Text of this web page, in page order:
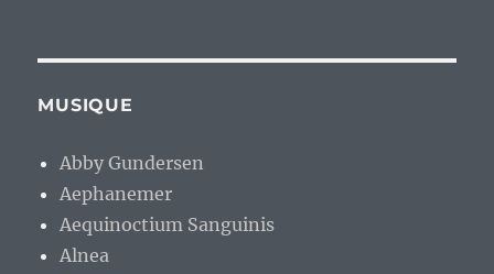
MUSIQUE
Abby Gundersen
Aephanemer
Aequinoctium Sanguinis
Alnea